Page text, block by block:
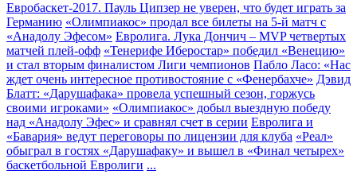
Евробаскет-2017. Пауль Ципзер не уверен, что будет играть за
Германию «Олимпиакос» продал все билеты на 5-й матч с
«Анадолу Эфесом» Евролига. Лука Дончич – MVP четвертых
матчей плей-офф «Тенерифе Иберостар» победил «Венецию»
и стал вторым финалистом Лиги чемпионов Пабло Ласо: «Нас
ждет очень интересное противостояние с «Фенербахче» Дэвид
Блатт: «Дарушафака» провела успешный сезон, горжусь
своими игроками» «Олимпиакос» добыл выездную победу
над «Анадолу Эфес» и сравнял счет в серии Евролига и
«Бавария» ведут переговоры по лицензии для клуба «Реал»
обыграл в гостях «Дарушафаку» и вышел в «Финал четырех»
баскетбольной Евролиги ...